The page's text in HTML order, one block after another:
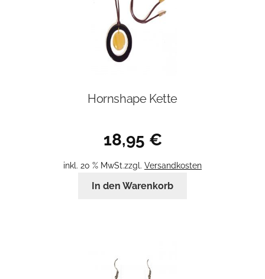
Hornshape Kette
18,95 €
inkl. 20 % MwSt.zzgl. Versandkosten
In den Warenkorb